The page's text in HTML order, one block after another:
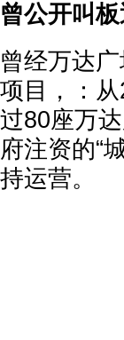
曾公开叫
曾经万达
项目，：
过80座万
府注资的“
持运营。